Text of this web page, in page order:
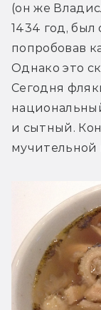
(он же
1434 год, был
попробовав
Однако это
Сегодня
и сытный.
мучительной